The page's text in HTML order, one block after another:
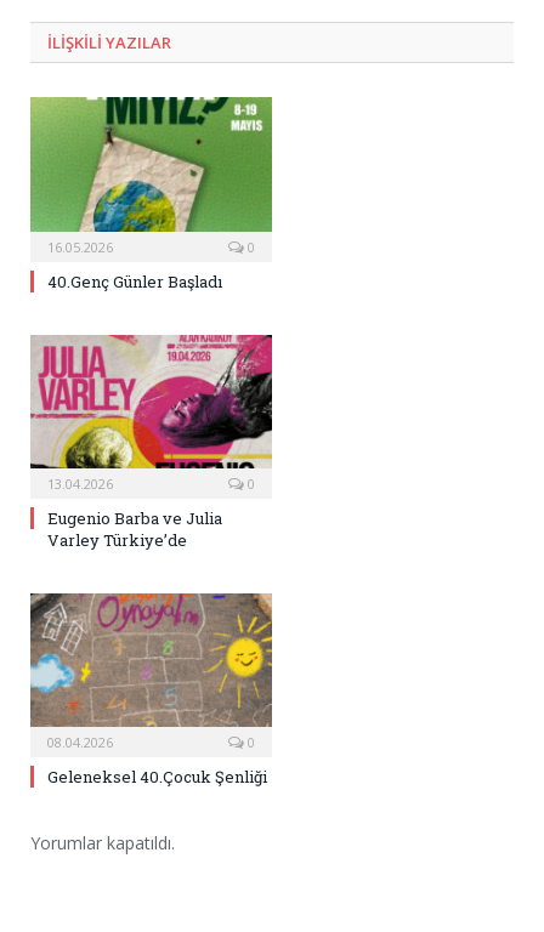
ILIŞKILI YAZILAR
16.05.2026 0
40.Genç Günler Başladı
13.04.2026 0
Eugenio Barba ve Julia
Varley Türkiye’de
08.04.2026 0
Geleneksel 40.Çocuk Şenliği
Yorumlar kapatıldı.